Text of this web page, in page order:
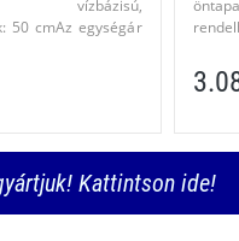
vízbázisú,
50 cmAz egységár
Kattintson ide!